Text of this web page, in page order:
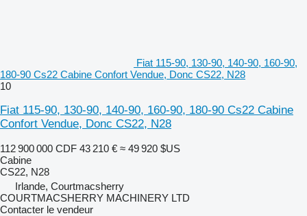
Fiat 115-90, 130-90, 140-90, 160-90,
180-90 Cs22 Cabine Confort Vendue, Donc CS22, N28
10
Fiat 115-90, 130-90, 140-90, 160-90, 180-90 Cs22 Cabine
Confort Vendue, Donc CS22, N28
112 900 000 CDF 43 210 € ≈ 49 920 $US
Cabine
CS22, N28
Irlande, Courtmacsherry
COURTMACSHERRY MACHINERY LTD
Contacter le vendeur